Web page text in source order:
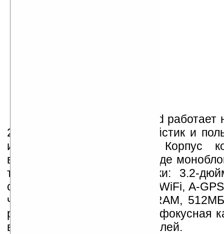
Как и HTC Desire, Legend
2.1, имеет оптический джойстик и
интерфейс HTC Sense. Корпус
выполнен из алюминия в виде
технические характеристики: 3.2-
сенсорный дисплей, HSPA, WiFi, A-
частотой 600МГц, 384MБ RAM,
разъём под наушники, автофокусная
вспышкой на пять мегапикселей.